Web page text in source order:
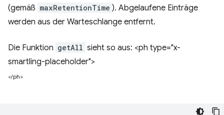
(gemäß maxRetentionTime ). Abgelaufene Einträge
werden aus der Warteschlange entfernt.
Die Funktion getAll sieht so aus: <ph type="x-
smartling-placeholder">
</ph>